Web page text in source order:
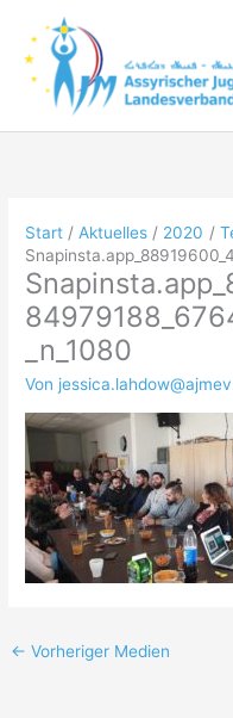
Inhalt
springen
Start Aktuelles 2020
_n_1080
Von
← Vorheriger Medien